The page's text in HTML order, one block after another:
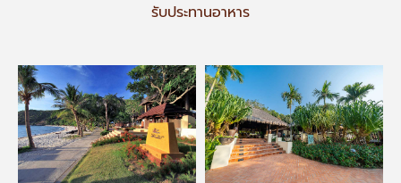
รับประทานอาหาร